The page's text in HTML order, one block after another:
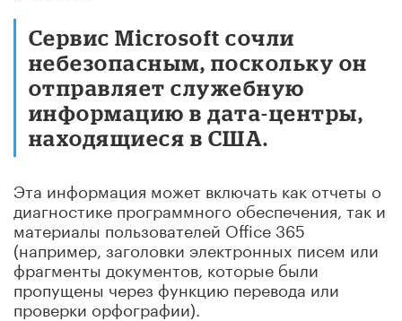
Сервис Microsoft сочли
небезопасным, поскольку он
отправляет служебную
информацию в дата-центры,
находящиеся в США.
Эта информация может включать как отчеты о
диагностике программного обеспечения, так и
материалы пользователей Office 365
(например, заголовки электронных писем или
фрагменты документов, которые были
пропущены через функцию перевода или
проверки орфографии).